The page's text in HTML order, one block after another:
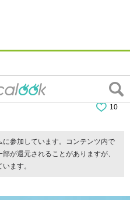
れない…どのくらい
き？医師監修
10
参加しています。コンテンツ内で
が還元されることがありますが、
ます。